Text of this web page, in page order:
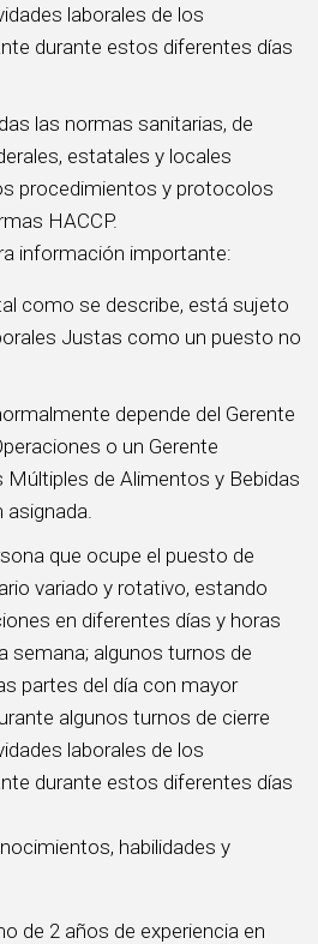
laborales de los
durante estos diferentes días
las normas sanitarias, de
estatales y locales
procedimientos y protocolos
HACCP.
información importante:
como se describe, está sujeto
Justas como un puesto no
depende del Gerente
o un Gerente
Múltiples de Alimentos y Bebidas
que ocupe el puesto de
variado y rotativo, estando
en diferentes días y horas
semana; algunos turnos de
partes del día con mayor
algunos turnos de cierre
laborales de los
durante estos diferentes días
habilidades y
de 2 años de experiencia en